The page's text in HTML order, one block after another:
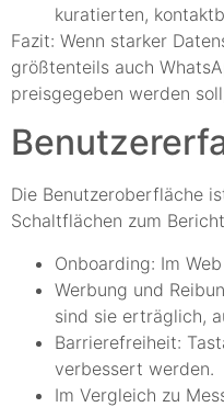
kuratierten,
Fazit: Wenn starker
größtenteils auch
preisgegeben werden
Die Benutzeroberfläche
Schaltflächen zum
Onboarding: Im
Werbung und
sind sie erträglich,
Barrierefreiheit:
verbessert werden.
Im Vergleich zu